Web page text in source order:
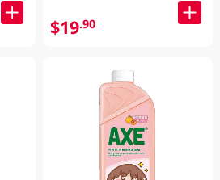
$19.90